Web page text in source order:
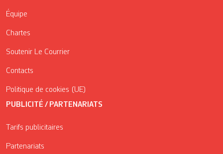
Équipe
Chartes
Soutenir Le Courrier
Contacts
Politique de cookies (UE)
PUBLICITÉ / PARTENARIATS
Tarifs publicitaires
Partenariats